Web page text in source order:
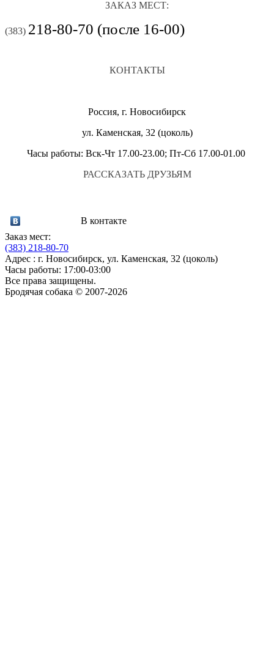
ЗАКАЗ МЕСТ:
(383) 218-80-70 (после 16-00)
КОНТАКТЫ
Россия, г. Новосибирск
ул. Каменская, 32 (цоколь)
Часы работы: Вск-Чт 17.00-23.00; Пт-Сб 17.00-01.00
РАССКАЗАТЬ ДРУЗЬЯМ
В контакте
Заказ мест:
(383) 218-80-70
Адрес : г. Новосибирск, ул. Каменская, 32 (цоколь)
Часы работы: 17:00-03:00
Все права защищены.
Бродячая собака © 2007-2026